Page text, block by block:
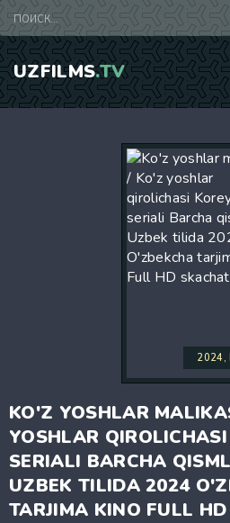
UZFILMS.TV
2024,
KO'Z YOSHLAR
YOSHLAR
SERIALI BARCHA
UZBEK TILIDA 2024
TARJIMA KINO FULL